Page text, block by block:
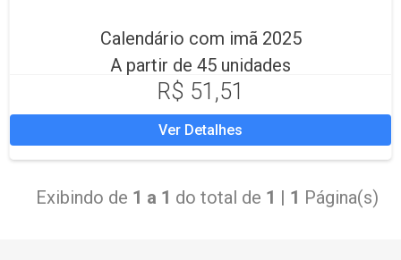
Calendário com imã 2025
A partir de 45 unidades
R$ 51,51
Ver Detalhes
Exibindo de 1 a 1 do total de 1 | 1 Página(s)